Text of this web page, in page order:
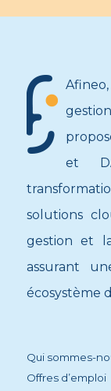
et
solutions
gestion et
assurant
écosystème
Qui sommes-
Offres d’emploi